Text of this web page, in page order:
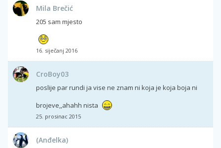
Mila Brečić
205 sam mjesto
16. siječanj 2016
CroBoy03
poslije par rundi ja vise ne znam ni koja je koja boja ni
brojeve,,ahahh nista
25. prosinac 2015
(Anđelka)